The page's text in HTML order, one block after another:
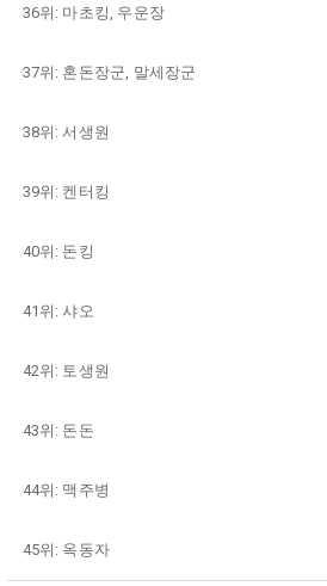
36위: 마초킹, 우운장
37위: 혼돈장군, 말세장군
38위: 서생원
39위: 켄터킹
40위: 돈킹
41위: 샤오
42위: 토생원
43위: 돈돈
44위: 맥주병
45위: 옥동자